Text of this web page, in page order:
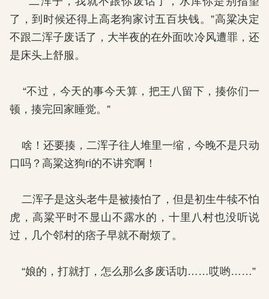
了，到时候还得上高老狗家讨五百块钱。”高粱决定
不跟二浑子废话了，大半夜的在外面吹冷风遭罪，还
是床头上舒服。
“不过，今天的事今天算，把王八留下，揍你们一
顿，揍完回家睡觉。”
啥！还要揍，二浑子往人堆里一缩，今晚不是只动
口吗？高粱这狗ri的不讲究啊！
二浑子是这头老牛是被揍怕了，但是初生牛犊不怕
虎，高粱平时不显山不露水的，十里八村也没听说
过，几个邻村的痞子早就不耐烦了。
“娘的，打就打，怎么那么多废话叻……哎哟……”